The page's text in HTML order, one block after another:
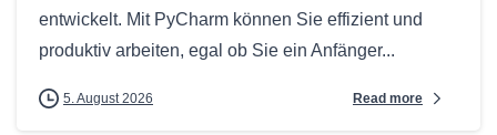
entwickelt. Mit PyCharm können Sie effizient und
produktiv arbeiten, egal ob Sie ein Anfänger...
5. August 2026 Read more